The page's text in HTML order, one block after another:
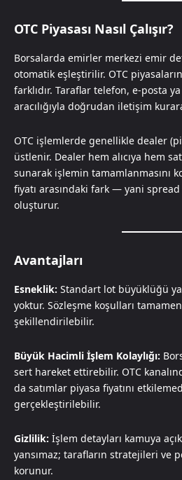
OTC Piyasası Nasıl Çalışır?
Borsalarda emirler merkezi emir
otomatik eşleştirilir. OTC
farklıdır. Taraflar telefon, e-posta
aracılığıyla doğrudan iletişim
OTC işlemlerde genellikle dealer
üstlenir. Dealer hem alıcıya hem
sunarak işlemin tamamlanmasını
fiyatı arasındaki fark — yani spread
oluşturur.
Avantajları
Esneklik: Standart lot büyüklüğü
yoktur. Sözleşme koşulları
şekillendirilebilir.
Büyük Hacimli İşlem Kolaylığı:
sert hareket ettirebilir. OTC
da satımlar piyasa fiyatını
gerçekleştirilebilir.
Gizlilik: İşlem detayları kamuya
yansımaz; tarafların stratejileri ve
korunur.